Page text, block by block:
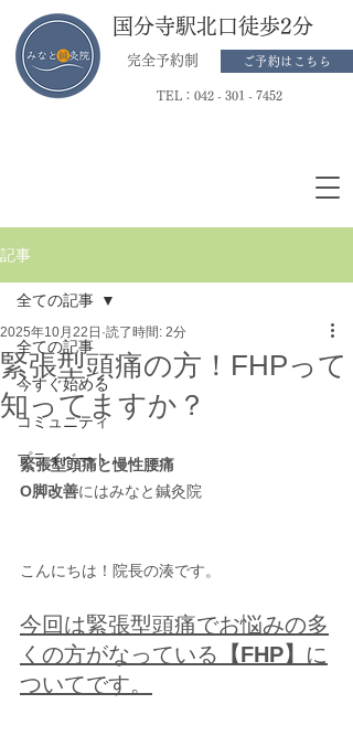
国分寺駅北口徒歩2分
完全予約制 ご予約はこちら
TEL： 042 - 301 - 7452
記事
全ての記事
今すぐ始める
コミュニティ
プライベート
全ての記事
緊張型頭痛の方！FHPって
知ってますか？
2025年10月22日 読了時間: 2分
緊張型頭痛と慢性腰痛
O脚改善にはみなと鍼灸院
こんにちは！院長の湊です。
今回は緊張型頭痛でお悩みの多
くの方がなっている 【FHP】 に
ついてです。